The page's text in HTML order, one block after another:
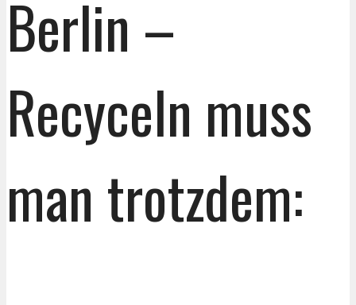
Berlin –
Recyceln muss
man trotzdem: